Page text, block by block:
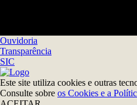
Ouvidoria
Transparência
SIC
Este site utiliza cookies e outras
Consulte sobre os Cookies e a